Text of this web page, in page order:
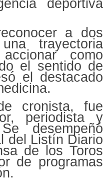
deportiva
a dos
trayectoria
como
el sentido de
el destacado
cronista, fue
periodista y
desempeñó
del Listín Diario
de los Toros
de programas